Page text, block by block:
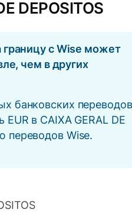
DEPOSITOS
границу с Wise может
чем в других
банковских переводов
в CAIXA GERAL DE
переводов Wise.